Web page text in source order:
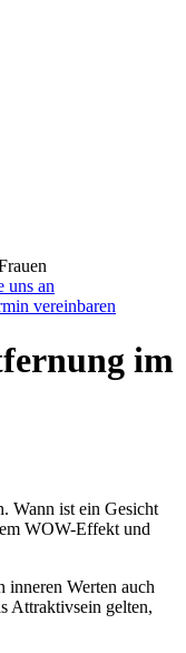
im
Wann ist ein Gesicht
WOW-Effekt und
inneren Werten auch
Attraktivsein gelten,